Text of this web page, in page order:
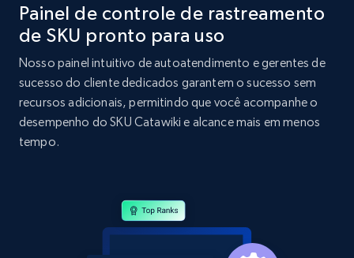
more.
Amazon products global dataset - Collect
Amazon products by seller URL
Comece agora
Painel de controle de rastreamento
de SKU pronto para uso
Nosso painel intuitivo de autoatendimento e gerentes de
sucesso do cliente dedicados garantem o sucesso sem
recursos adicionais, permitindo que você acompanhe o
desempenho do SKU Catawiki e alcance mais em menos
tempo.